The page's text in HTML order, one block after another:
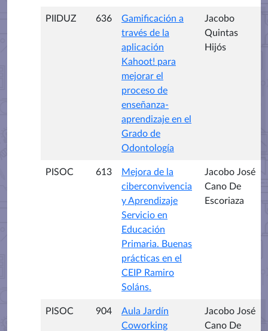
PIIDUZ 636
Gamificación a
través de la
aplicación
Kahoot! para
mejorar el
proceso de
enseñanza-
aprendizaje en el
Grado de
Odontología
Jacobo
Quintas
Hijós
PISOC 613
Mejora de la
ciberconvivencia
y Aprendizaje
Servicio en
Educación
Primaria. Buenas
prácticas en el
CEIP Ramiro
Soláns.
Jacobo José
Cano De
Escoriaza
PISOC 904
Aula Jardín
Coworking
Jacobo José
Cano De